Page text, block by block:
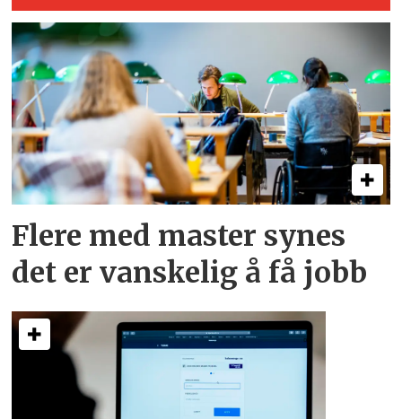
Flere med master synes
det er vanskelig å få jobb